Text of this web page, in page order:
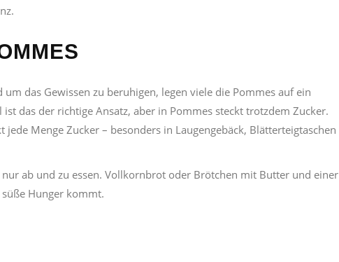
das Gewissen zu beruhigen, legen viele die Pommes auf ein
das der richtige Ansatz, aber in Pommes steckt trotzdem Zucker.
Menge Zucker – besonders in Laugengebäck, Blätterteigtaschen
nur ab und zu essen. Vollkornbrot oder Brötchen mit Butter und einer
Hunger kommt.